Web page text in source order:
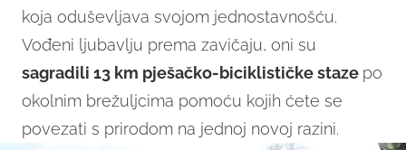
koja oduševljava svojom jednostavnošću.
Vođeni ljubavlju prema zavičaju, oni su
sagradili 13 km pješačko-biciklističke staze po
okolnim brežuljcima pomoću kojih ćete se
povezati s prirodom na jednoj novoj razini.